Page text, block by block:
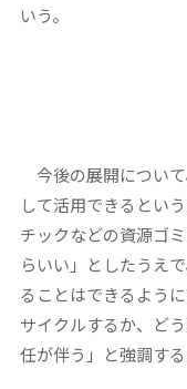
いう。
今後の展開につい
して活用できるとい
チックなどの資源ゴ
らいい」としたうえ
ることはできるよう
サイクルするか、ど
任が伴う」と強調する